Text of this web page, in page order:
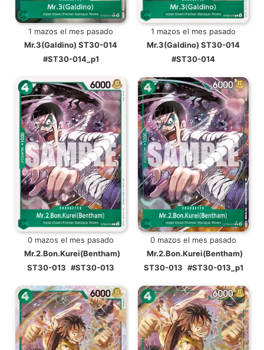
1 mazos el mes pasado
Mr.3(Galdino) ST30-014
#ST30-014_p1
1 mazos el mes pasado
Mr.3(Galdino) ST30-014
#ST30-014
0 mazos el mes pasado
Mr.2.Bon.Kurei(Bentham)
ST30-013 #ST30-013
0 mazos el mes pasado
Mr.2.Bon.Kurei(Bentham)
ST30-013 #ST30-013_p1